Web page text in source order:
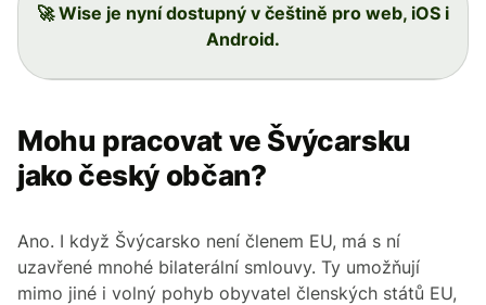
🚀 Wise je nyní dostupný v češtině pro web, iOS i
Android.
Mohu pracovat ve Švýcarsku
jako český občan?
Ano. I když Švýcarsko není členem EU, má s ní
uzavřené mnohé bilaterální smlouvy. Ty umožňují
mimo jiné i volný pohyb obyvatel členských států EU,